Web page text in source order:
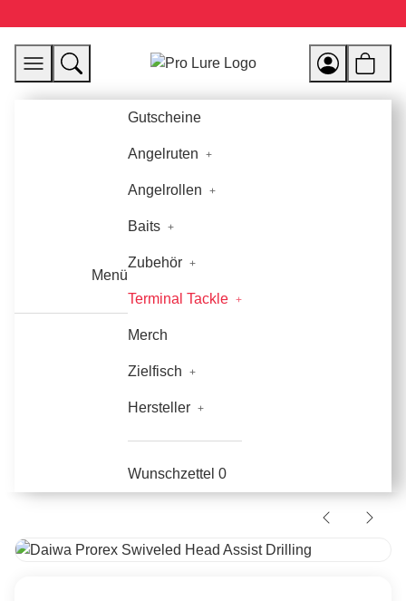
Menü
Gutscheine
Angelruten
Angelrollen
Baits
Zubehör
Terminal Tackle
Merch
Zielfisch
Hersteller
Wunschzettel 0